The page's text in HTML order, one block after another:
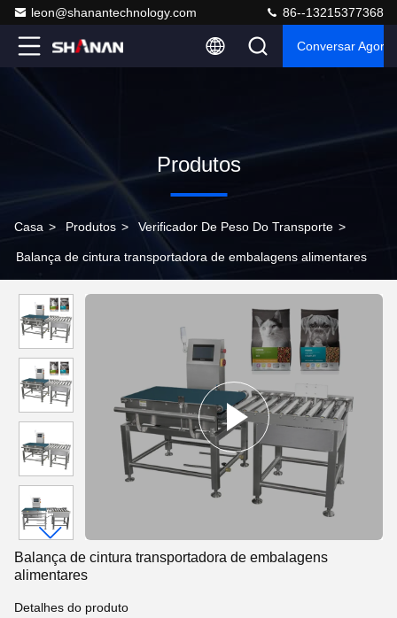
leon@shanantechnology.com 86--13215377368
Conversar Agora
Produtos
Casa > Produtos > Verificador De Peso Do Transporte >
Balança de cintura transportadora de embalagens alimentares
Balança de cintura transportadora de embalagens
alimentares
Detalhes do produto